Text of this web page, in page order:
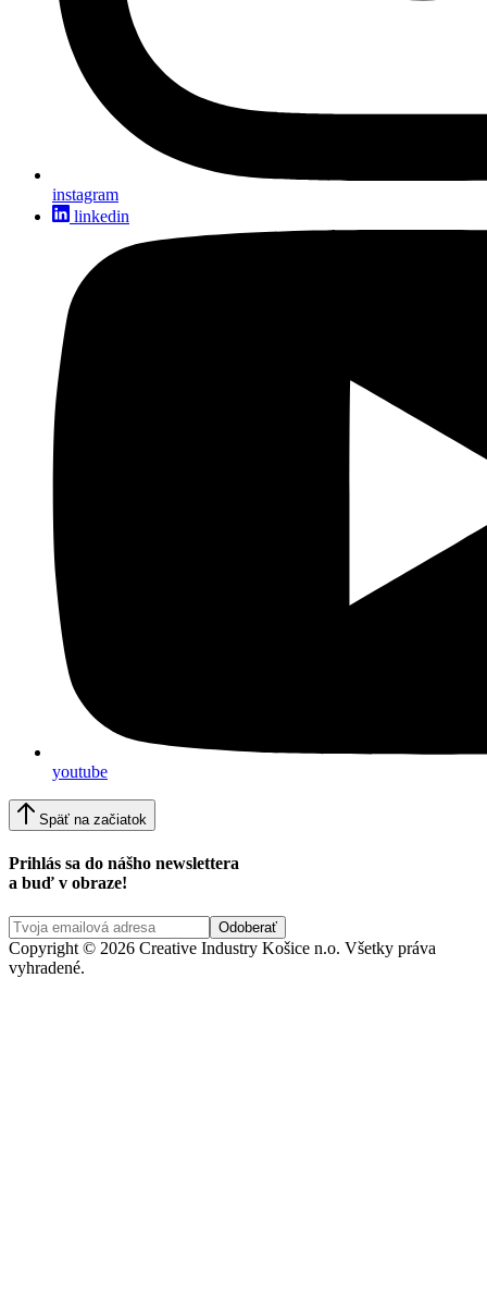
instagram
linkedin
youtube
Späť na začiatok
Prihlás sa do nášho newslettera
a buď v obraze!
Copyright © 2026 Creative Industry Košice n.o. Všetky práva
vyhradené.